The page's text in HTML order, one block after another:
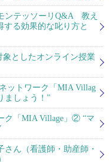
ンテッソーリQ&A 教え
る効果的な叱り方と
としたオンライン授業
ットワーク「MIA Villag
しょう！”
ク「MIA Village」② “マ
ん（看護師・助産師・